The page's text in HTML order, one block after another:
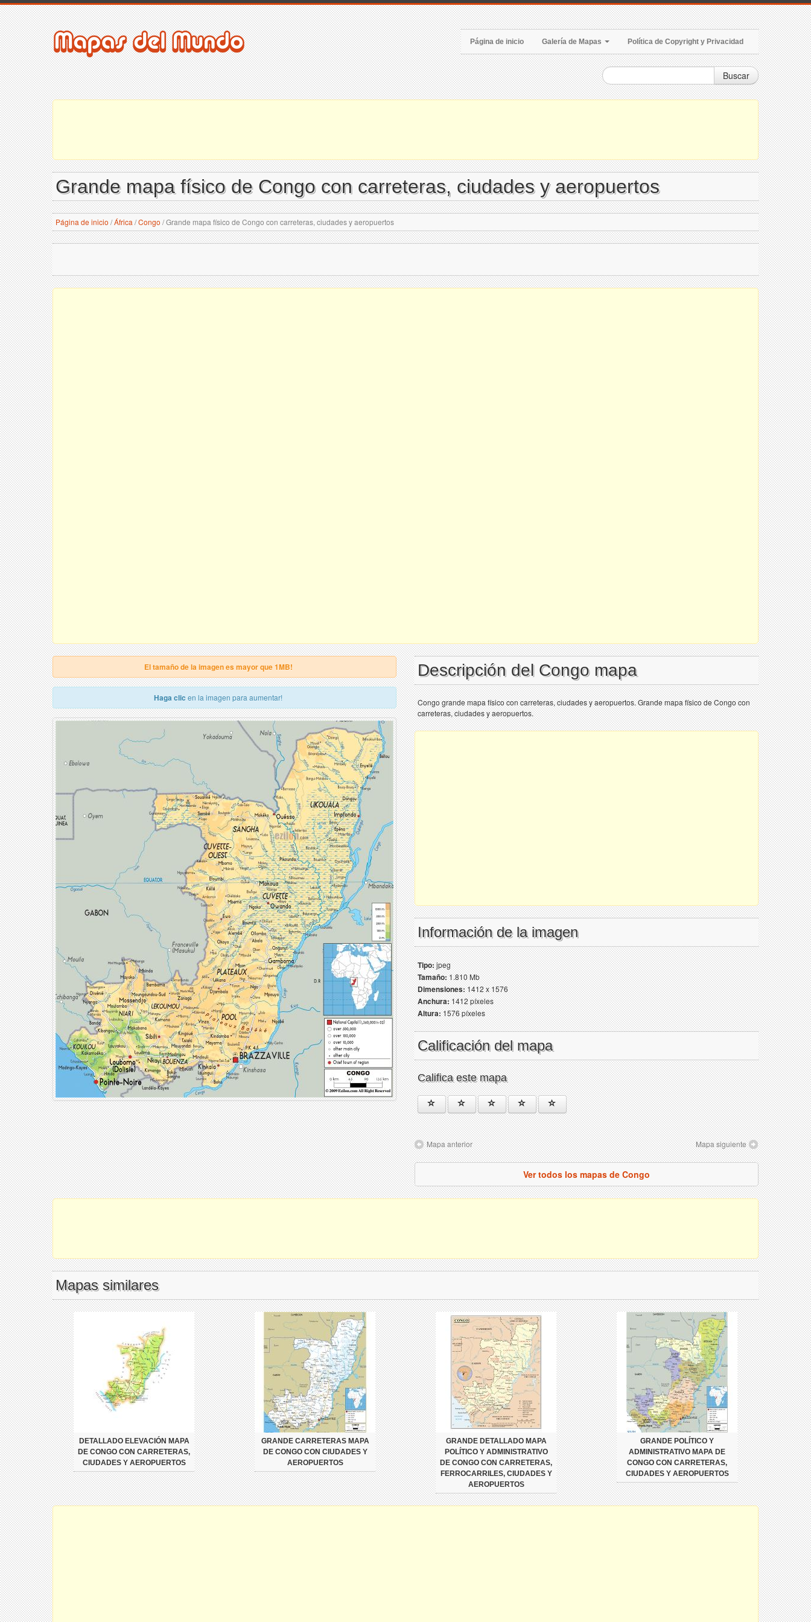
Página de inicio Galería de Mapas Política de Copyright y Privacidad
Buscar
Grande mapa físico de Congo con carreteras, ciudades y aeropuertos
Página de inicio /África /Congo /Grande mapa físico de Congo con carreteras, ciudades y aeropuertos
El tamaño de la imagen es mayor que 1MB!
Haga clic en la imagen para aumentar!
Descripción del Congo mapa
Congo grande mapa físico con carreteras, ciudades y aeropuertos. Grande mapa físico de Congo con
carreteras, ciudades y aeropuertos.
Información de la imagen
Tipo:jpeg
Tamaño:1.810 Mb
Dimensiones:1412 x 1576
Anchura:1412 píxeles
Altura:1576 píxeles
Calificación del mapa
Califica este mapa
Mapa anterior Mapa siguiente
Ver todos los mapas de Congo
Mapas similares
DETALLADO ELEVACIÓN MAPA
DE CONGO CON CARRETERAS,
CIUDADES Y AEROPUERTOS
GRANDE CARRETERAS MAPA
DE CONGO CON CIUDADES Y
AEROPUERTOS
GRANDE DETALLADO MAPA
POLÍTICO Y ADMINISTRATIVO
DE CONGO CON CARRETERAS,
FERROCARRILES, CIUDADES Y
AEROPUERTOS
GRANDE POLÍTICO Y
ADMINISTRATIVO MAPA DE
CONGO CON CARRETERAS,
CIUDADES Y AEROPUERTOS